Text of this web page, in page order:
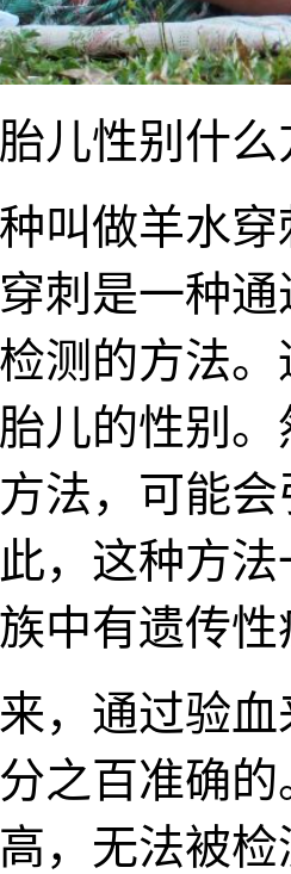
性别什么
做羊水穿
刺是一种
测的方法
儿的性别
法，可能
，这种方
中有遗传
通过验血
之百准确
，无法被